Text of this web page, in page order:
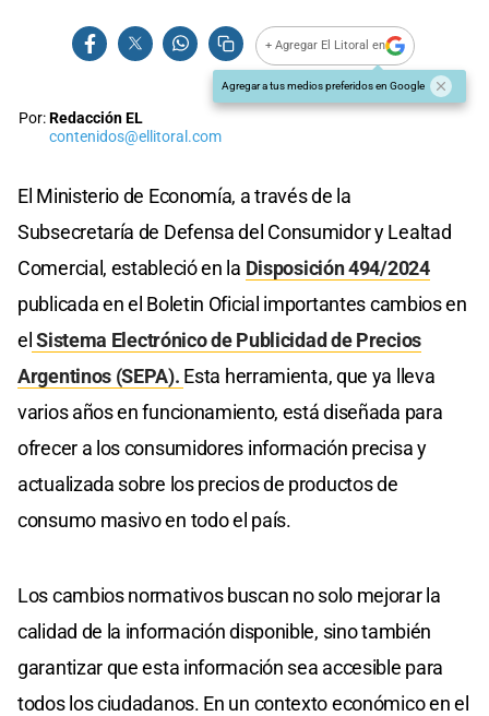
+ Agregar El Litoral en
Agregar a tus medios preferidos en Google
Por:Redacción EL
contenidos@ellitoral.com
El Ministerio de Economía, a través de la
Subsecretaría de Defensa del Consumidor y Lealtad
Comercial, estableció en la Disposición 494/2024
publicada en el Boletin Oficial importantes cambios en
elSistema Electrónico de Publicidad de Precios
Argentinos (SEPA). Esta herramienta, que ya lleva
varios años en funcionamiento, está diseñada para
ofrecer a los consumidores información precisa y
actualizada sobre los precios de productos de
consumo masivo en todo el país.
Los cambios normativos buscan no solo mejorar la
calidad de la información disponible, sino también
garantizar que esta información sea accesible para
todos los ciudadanos. En un contexto económico en el